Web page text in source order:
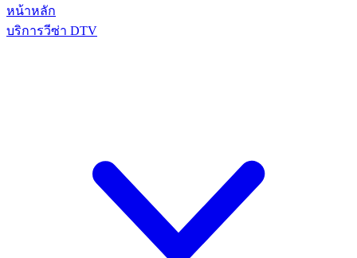
หน้าหลัก
บริการวีซ่า DTV